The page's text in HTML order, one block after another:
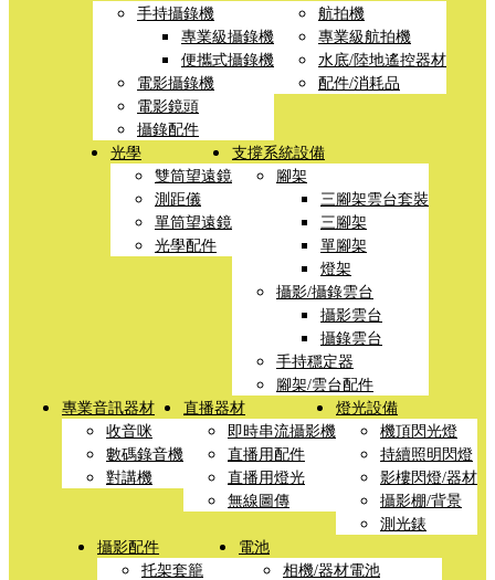
手持攝錄機
專業級攝錄機
便攜式攝錄機
電影攝錄機
電影鏡頭
攝錄配件
航拍機
專業級航拍機
水底/陸地遙控器材
配件/消耗品
光學
雙筒望遠鏡
測距儀
單筒望遠鏡
光學配件
支撐系統設備
腳架
三腳架雲台套裝
三腳架
單腳架
燈架
攝影/攝錄雲台
攝影雲台
攝錄雲台
手持穩定器
腳架/雲台配件
專業音訊器材
收音咪
數碼錄音機
對講機
直播器材
即時串流攝影機
直播用配件
直播用燈光
無線圖傳
燈光設備
機頂閃光燈
持續照明閃燈
影樓閃燈/器材
攝影棚/背景
測光錶
攝影配件
托架套籠
電池
相機/器材電池